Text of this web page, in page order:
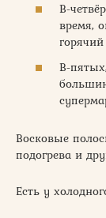
В-
время,
В-
Восковые
подогрева и
Есть у